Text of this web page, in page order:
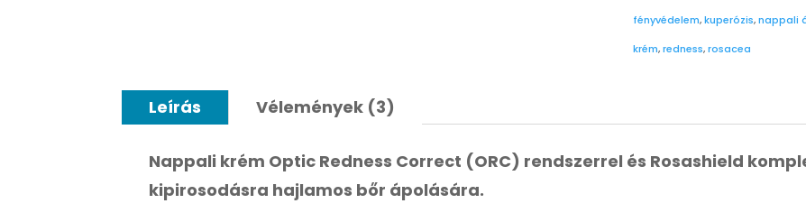
fényvédelem,kuperózis,nappali
krém,redness,rosacea
Leírás Vélemények (3)
Nappali krém Optic Redness Correct (ORC) rendszerrel és Rosashield
kipirosodásra hajlamos bőr ápolására.